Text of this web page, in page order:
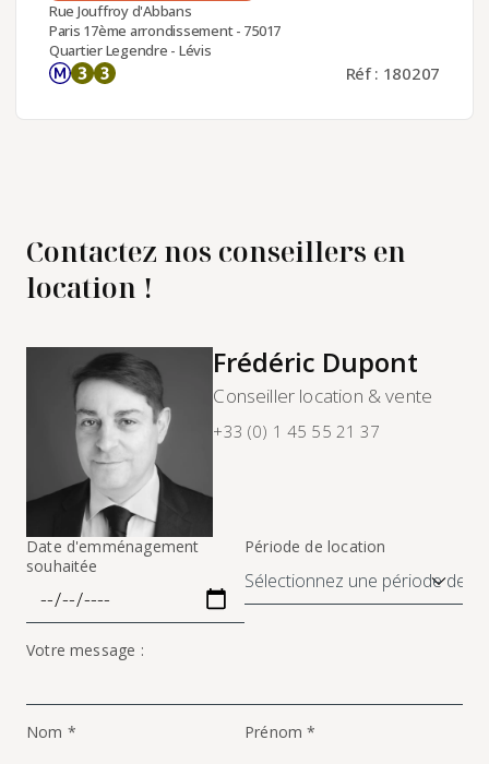
Rue Jouffroy d'Abbans
Paris 17ème arrondissement - 75017
Quartier Legendre - Lévis
Réf : 180207
Contactez nos conseillers en
location !
Frédéric Dupont
Conseiller location & vente
+33 (0) 1 45 55 21 37
Date d'emménagement
souhaitée
Période de location
Votre message :
Nom * Prénom *